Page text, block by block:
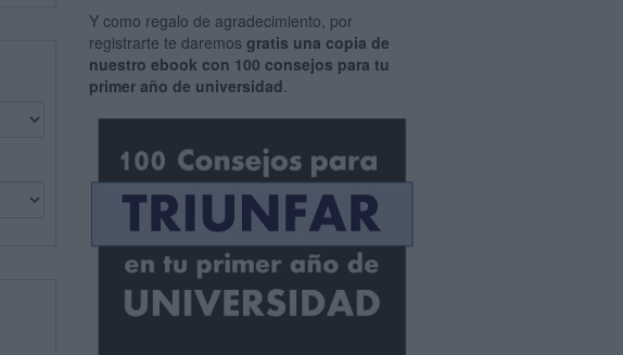
Y como regalo de agradecimiento, por
registrarte te daremosgratis una copia de
nuestro ebook con 100 consejos para tu
primer año de universidad.